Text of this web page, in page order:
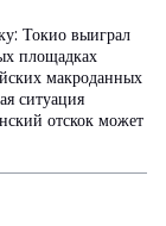
Токио выиграл
площадках
макроданных
ситуация
отскок может